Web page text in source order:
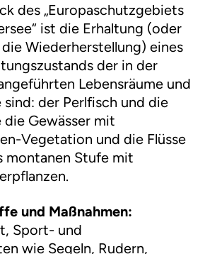
des „Europaschutzgebiets
ist die Erhaltung (oder
Wiederherstellung) eines
der in der
Lebensräume und
sind: der Perlfisch und die
die Gewässer mit
Vegetation und die Flüsse
montanen Stufe mit
und Maßnahmen:
Sport- und
wie Segeln, Rudern,